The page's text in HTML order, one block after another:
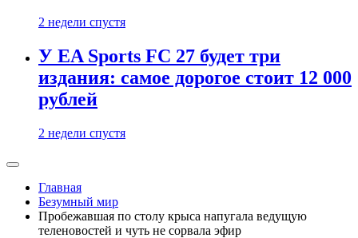
2 недели спустя
У EA Sports FC 27 будет три
издания: самое дорогое стоит 12 000
рублей
2 недели спустя
Главная
Безумный мир
Пробежавшая по столу крыса напугала ведущую
теленовостей и чуть не сорвала эфир